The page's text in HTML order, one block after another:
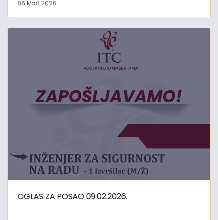
06 Mart 2026
OGLAS ZA POSAO 09.02.2026.